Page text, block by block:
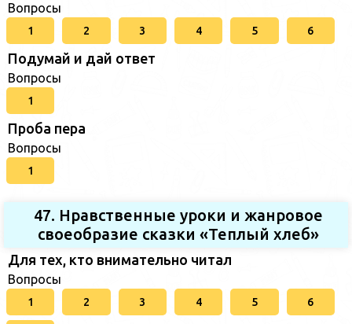
Вопросы
1 2 3 4 5 6
Подумай и дай ответ
Вопросы
1
Проба пера
Вопросы
1
47. Нравственные уроки и жанровое
своеобразие сказки «Теплый хлеб»
Для тех, кто внимательно читал
Вопросы
1 2 3 4 5 6